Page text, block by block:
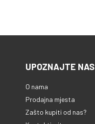
UPOZNAJTE NAS
O nama
Prodajna mjesta
Zašto kupiti od nas?